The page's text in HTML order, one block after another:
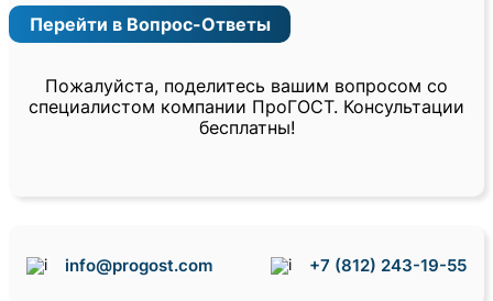
Перейти в Вопрос-Ответы
Пожалуйста, поделитесь вашим вопросом со
специалистом компании ПроГОСТ. Консультации
бесплатны!
info@progost.com +7 (812) 243-19-55